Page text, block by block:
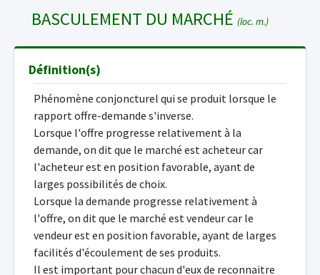
BASCULEMENT DU MARCHÉ (loc. m.)
Définition(s)
Phénomène conjoncturel qui se produit lorsque le
rapport offre-demande s'inverse.
Lorsque l'offre progresse relativement à la
demande, on dit que le marché est acheteur car
l'acheteur est en position favorable, ayant de
larges possibilités de choix.
Lorsque la demande progresse relativement à
l'offre, on dit que le marché est vendeur car le
vendeur est en position favorable, ayant de larges
facilités d'écoulement de ses produits.
Il est important pour chacun d'eux de reconnaitre